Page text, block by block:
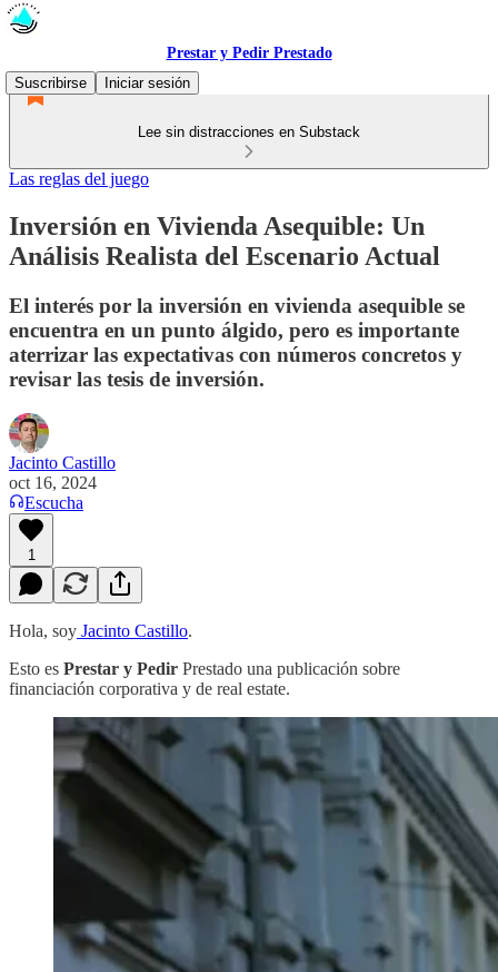
Prestar y Pedir Prestado
Suscribirse
Iniciar sesión
Lee sin distracciones en Substack
Las reglas del juego
Inversión en Vivienda Asequible: Un
Análisis Realista del Escenario Actual
El interés por la inversión en vivienda asequible se
encuentra en un punto álgido, pero es importante
aterrizar las expectativas con números concretos y
revisar las tesis de inversión.
Jacinto Castillo
oct 16, 2024
Escucha
1
Hola, soy Jacinto Castillo.
Esto es Prestar y Pedir Prestado una publicación sobre
financiación corporativa y de real estate.